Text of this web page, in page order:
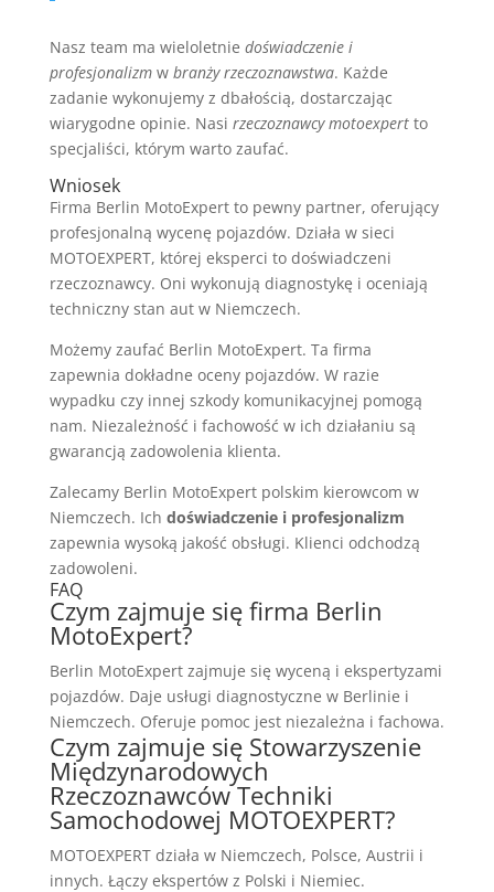
Nasz team ma wieloletnie doświadczenie i
profesjonalizmw branży rzeczoznawstwa. Każde
zadanie wykonujemy z dbałością, dostarczając
wiarygodne opinie. Nasi rzeczoznawcy motoexpertto
specjaliści, którym warto zaufać.
Wniosek
Firma Berlin MotoExpert to pewny partner, oferujący
profesjonalną wycenę pojazdów. Działa w sieci
MOTOEXPERT, której eksperci to doświadczeni
rzeczoznawcy. Oni wykonują diagnostykę i oceniają
techniczny stan aut w Niemczech.
Możemy zaufać Berlin MotoExpert. Ta firma
zapewnia dokładne oceny pojazdów. W razie
wypadku czy innej szkody komunikacyjnej pomogą
nam. Niezależność i fachowość w ich działaniu są
gwarancją zadowolenia klienta.
Zalecamy Berlin MotoExpert polskim kierowcom w
Niemczech. Ich doświadczenie i profesjonalizm
zapewnia wysoką jakość obsługi. Klienci odchodzą
zadowoleni.
FAQ
Czym zajmuje się firma Berlin
MotoExpert?
Berlin MotoExpert zajmuje się wyceną i ekspertyzami
pojazdów. Daje usługi diagnostyczne w Berlinie i
Niemczech. Oferuje pomoc jest niezależna i fachowa.
Czym zajmuje się Stowarzyszenie
Międzynarodowych
Rzeczoznawców Techniki
Samochodowej MOTOEXPERT?
MOTOEXPERT działa w Niemczech, Polsce, Austrii i
innych. Łączy ekspertów z Polski i Niemiec.